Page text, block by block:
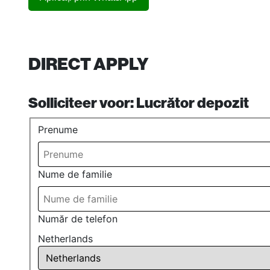
DIRECT APPLY
Solliciteer voor:Lucrător depozit
Prenume
Nume de familie
Număr de telefon
Netherlands